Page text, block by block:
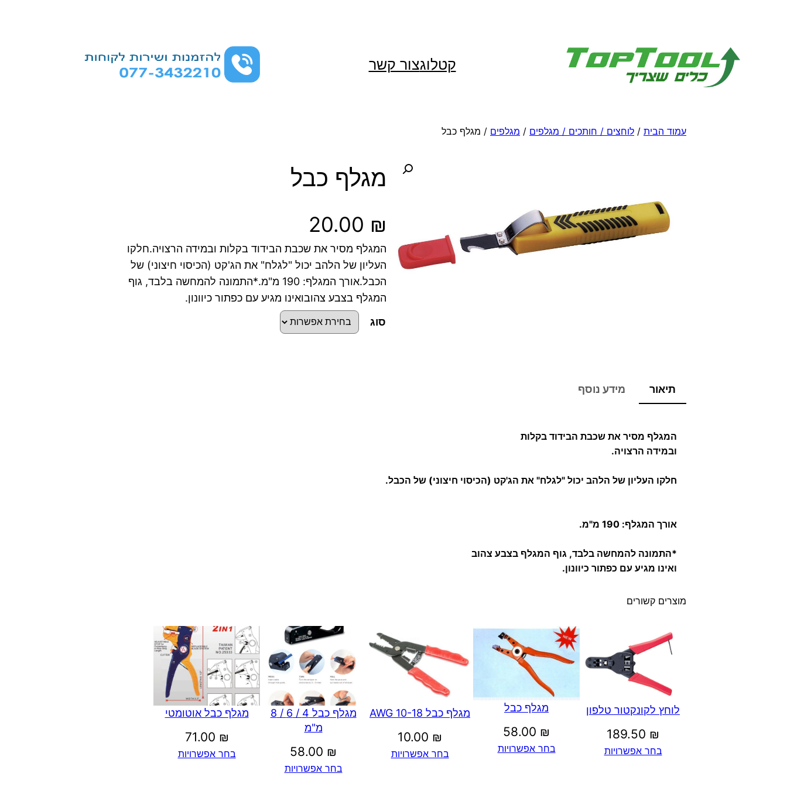
קטלוגצור קשר
עמוד הבית / לוחצים / חותכים / מגלפים / מגלפים / מגלף כבל
מגלף כבל
20.00 ₪
המגלף מסיר את שכבת הבידוד בקלות ובמידה הרצויה.חלקו
העליון של הלהב יכול "לגלח" את הג'קט (הכיסוי חיצוני) של
הכבל.אורך המגלף: 190 מ"מ.*התמונה להמחשה בלבד, גוף
המגלף בצבע צהובואינו מגיע עם כפתור כיוונון.
סוג
ג
תיאור מידע נוסף
המגלף מסיר את שכבת הבידוד בקלות
ובמידה הרצויה.
חלקו העליון של הלהב יכול "לגלח" את הג'קט (הכיסוי חיצוני) של הכבל.
אורך המגלף: 190 מ"מ.
*התמונה להמחשה בלבד, גוף המגלף בצבע צהוב
ואינו מגיע עם כפתור כיוונון.
מוצרים קשורים
לוחץ לקונקטור טלפון
189.50 ₪
בחר אפשרויות
מגלף כבל
58.00 ₪
בחר אפשרויות
מגלף כבל 10-18 AWG
10.00 ₪
בחר אפשרויות
מגלף כבל 4 / 6 / 8
מ"מ
58.00 ₪
בחר אפשרויות
מגלף כבל אוטומטי
71.00 ₪
בחר אפשרויות